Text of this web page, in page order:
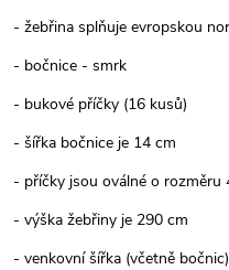
- žebřina splňuje evropskou
- bočnice - smrk
- bukové příčky (16 kusů)
- šířka bočnice je 14 cm
- příčky jsou oválné o rozměru
- výška žebřiny je 290 cm
- venkovní šířka (včetně